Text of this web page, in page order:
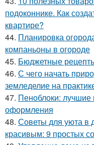
подоконнике. Как
квартире?
44. Планировка
компаньоны в огороде
45. Бюджетные
46. С чего начать
земледелие на
47. Пеноблоки:
оформления
48. Советы для уюта в
красивым: 9 простых